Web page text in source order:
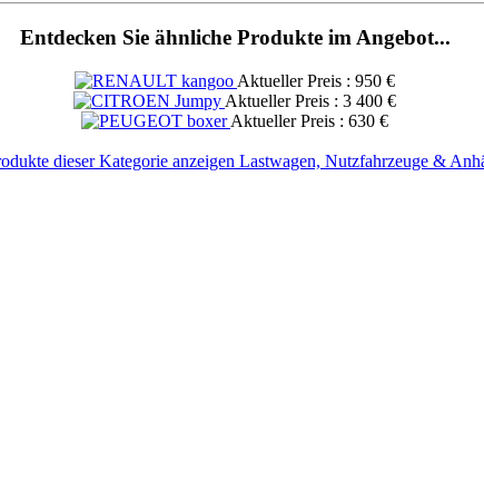
Entdecken Sie ähnliche Produkte im Angebot...
Aktueller Preis : 950 €
Aktueller Preis : 3 400 €
Aktueller Preis : 630 €
dieser Kategorie anzeigen Lastwagen, Nutzfahrzeuge &